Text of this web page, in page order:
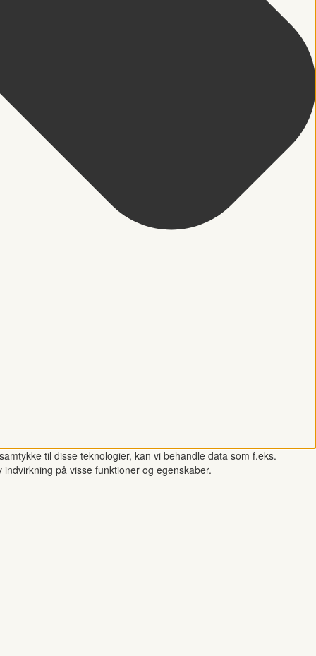
til disse teknologier, kan vi behandle data som f.eks.
på visse funktioner og egenskaber.